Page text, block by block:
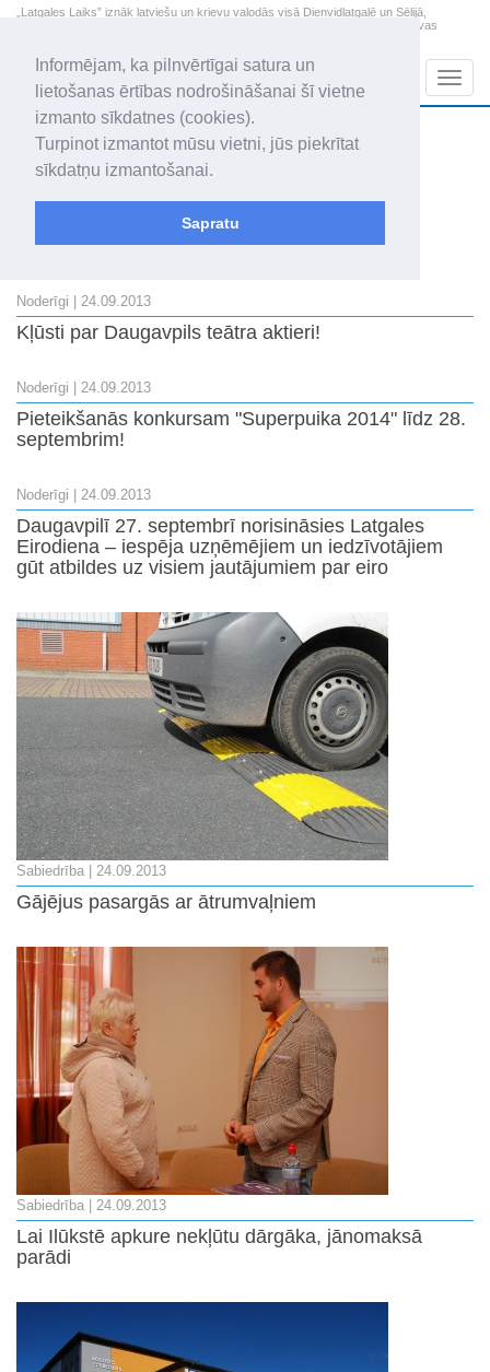
Informējam, ka pilnvērtīgai satura un
lietošanas ērtības nodrošināšanai šī vietne
izmanto sīkdatnes (cookies).
Turpinot izmantot mūsu vietni, jūs piekrītat
sīkdatņu izmantošanai.
Sapratu
„Latgales Laiks” iznāk latviešu un krievu valodās visā Dienvidlatgalē un Sēlijā,
„Latgales Laiks” latviešu valodā aptver Daugavpils valstspilsētu, Augšdaugavas
2026. gada 8. augusts
Sestdiena
Mudīte, Vladislava, Vladislavs
+18.3
Visi raksti
Noderīgi | 24.09.2013
Kļūsti par Daugavpils teātra aktieri!
Noderīgi | 24.09.2013
Pieteikšanās konkursam "Superpuika 2014" līdz 28.
septembrim!
Noderīgi | 24.09.2013
Daugavpilī 27. septembrī norisināsies Latgales
Eirodiena – iespēja uzņēmējiem un iedzīvotājiem
gūt atbildes uz visiem jautājumiem par eiro
Sabiedrība | 24.09.2013
Gājējus pasargās ar ātrumvaļniem
Sabiedrība | 24.09.2013
Lai Ilūkstē apkure nekļūtu dārgāka, jānomaksā
parādi